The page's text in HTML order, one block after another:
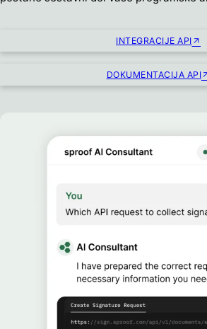
INTEGRACIJE API
DOKUMENTACIJA API